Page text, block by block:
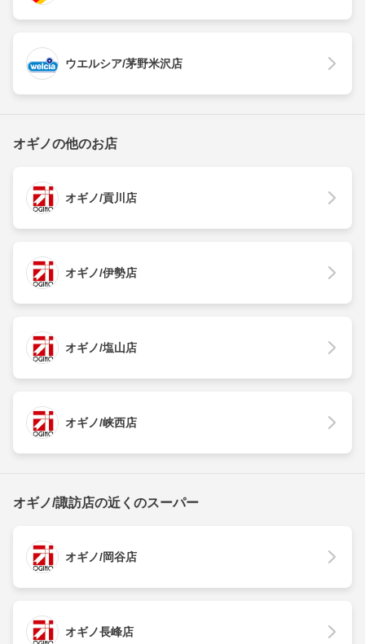
ウエルシア/茅野米沢店
オギノの他のお店
オギノ/貢川店
オギノ/伊勢店
オギノ/塩山店
オギノ/峡西店
オギノ/諏訪店の近くのスーパー
オギノ/岡谷店
オギノ長峰店